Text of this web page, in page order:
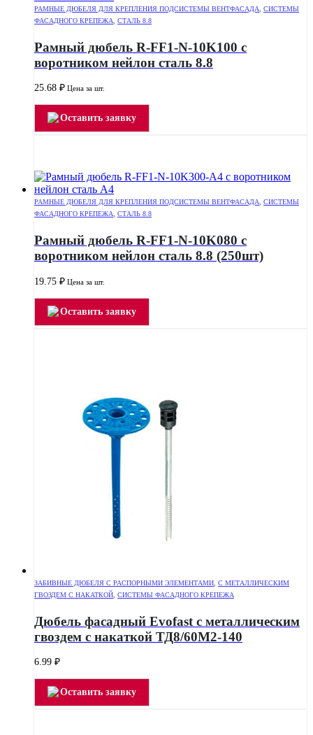
РАМНЫЕ ДЮБЕЛЯ ДЛЯ КРЕПЛЕНИЯ ПОДСИСТЕМЫ ВЕНТФАСАДА
СИСТЕМЫ
ФАСАДНОГО КРЕПЕЖА
СТАЛЬ 8.8
Рамный дюбель R-FF1-N-10K100 с
воротником нейлон сталь 8.8
25.68 ₽ Цена за шт.
Оставить заявку
РАМНЫЕ ДЮБЕЛЯ ДЛЯ КРЕПЛЕНИЯ ПОДСИСТЕМЫ ВЕНТФАСАДА, СИСТЕМЫ
ФАСАДНОГО КРЕПЕЖА, СТАЛЬ 8.8
Рамный дюбель R-FF1-N-10K080 с
воротником нейлон сталь 8.8 (250шт)
19.75 ₽ Цена за шт.
Оставить заявку
ЗАБИВНЫЕ ДЮБЕЛЯ С РАСПОРНЫМИ ЭЛЕМЕНТАМИ С МЕТАЛЛИЧЕСКИМ
ГВОЗДЕМ С НАКАТКОЙ СИСТЕМЫ ФАСАДНОГО КРЕПЕЖА
Дюбель фасадный Evofast с металлическим
гвоздем с накаткой ТД8/60М2-140
6.99 ₽
Оставить заявку